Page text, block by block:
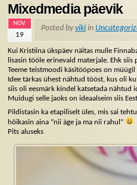
Mixedmedia päevik
NOV.
19
Posted byviki in
Kui Kristiina ükspäev näitas mulle
lisasin tööle erinevaid materjale. Ehk siis
Teeme teistmoodi käsitööpoes on
Idee tärkas ühest nähtud tööst, kus oli
siis oli eesmärk kindel katsetada nähtud
Muidugi selle jaoks on ideaalseim siis
Pildistasin ka etapiliselt üles, mis sai
hõikasin aina “nii äge ja ma nii rahul”
Pits aluseks